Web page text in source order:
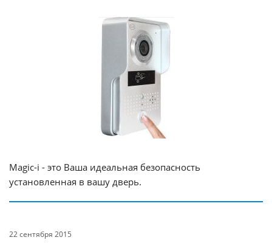
Magic-i - это Ваша идеальная безопасность
установленная в вашу дверь.
22 сентября 2015